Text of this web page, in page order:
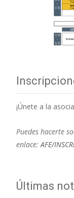
¡Únete a la
Puedes hacerte
enlace:AFE/
Últimas